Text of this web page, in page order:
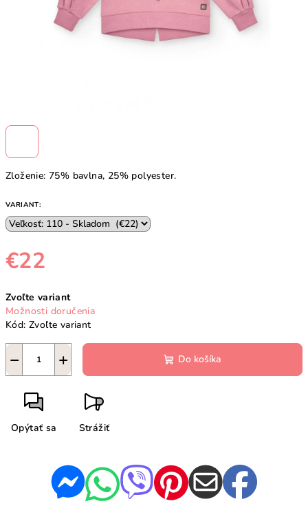
Zloženie: 75% bavlna, 25% polyester.
VARIANT:
€22
cena:
Zvoľte variant
Možnosti doručenia
Kód: Zvoľte variant
+
− Do košíka
Opýtať sa Strážiť